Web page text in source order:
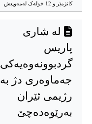
کاتژمێر و 12 خوله‌ک له‌مه‌وپێش‌
لە شاری
پاریس
گردبوونەوەیەکی
جەماوەری دژ بە
رژیمی ئێران
بەرێوەدەچێ